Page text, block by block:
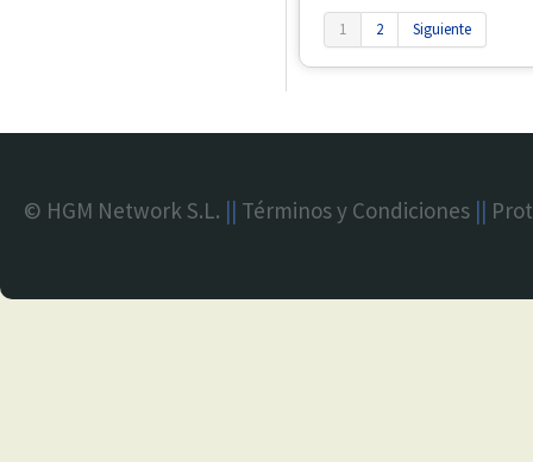
1 2 Siguiente
© HGM Network S.L. || Términos y Condiciones ||